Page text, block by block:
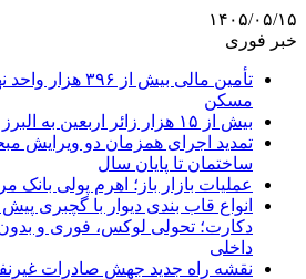
۱۴۰۵/۰۵/۱۵
خبر فوری
تأمین مالی بیش
مسکن
بیش از ۱۵ هزار زائر اربعین به البرز بازگشتند
ساختمان تا پایان سال
عملیات بازار باز؛ اهرم پولی بانک
انواع قاب بندی دیوار با گچبری
دکارت؛ تحولی لوکس، فوری و
داخلی
نقشه راه جدید جهش صادرات